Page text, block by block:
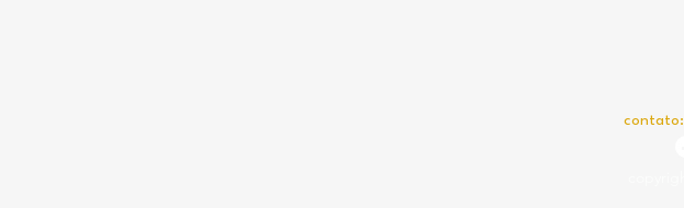
contato: